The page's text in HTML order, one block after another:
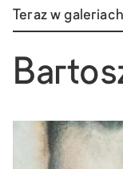
Teraz w galeriach